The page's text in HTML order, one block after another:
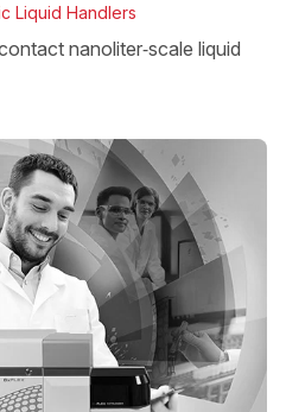
Liquid Handlers
nanoliter‑scale liquid